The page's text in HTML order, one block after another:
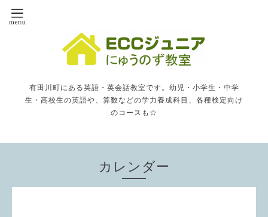
有田川町にある英語・英会話教室です。幼児・小学生・中学
生・高校生の英語や、算数などの学力養成科目、各種検定向け
のコースも☆
カレンダー